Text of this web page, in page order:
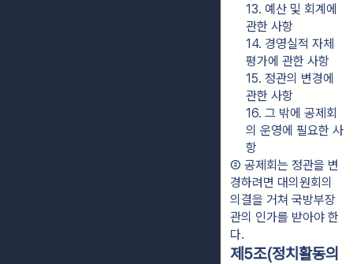
13. 예산 및 회계에
관한 사항
14. 경영실적 자체
평가에 관한 사항
15. 정관의 변경에
관한 사항
16. 그 밖에 공제회
의 운영에 필요한 사
항
② 공제회는 정관을 변
경하려면 대의원회의
의결을 거쳐 국방부장
관의 인가를 받아야 한
다.
제5조(정치활동의